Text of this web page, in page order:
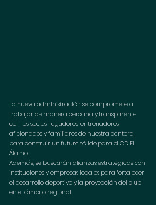
La nueva administración se compromete a
trabajar de manera cercana y transparente
con los socios, jugadores, entrenadores,
aficionados y familiares de nuestra cantera,
para construir un futuro sólido para el CD El
Álamo.
Además, se buscarán alianzas estratégicas con
instituciones y empresas locales para fortalecer
el desarrollo deportivo y la proyección del club
en el ámbito regional.